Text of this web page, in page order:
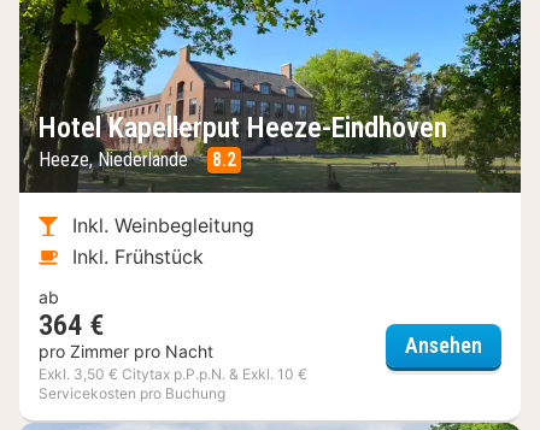
Hotel Kapellerput Heeze-Eindhoven
Heeze, Niederlande 8.2
Inkl. Weinbegleitung
Inkl. Frühstück
ab
364 €
pro Zimmer pro Nacht
Exkl. 3,50 € Citytax p.P.p.N. & Exkl. 10 €
Servicekosten pro Buchung
Ansehen